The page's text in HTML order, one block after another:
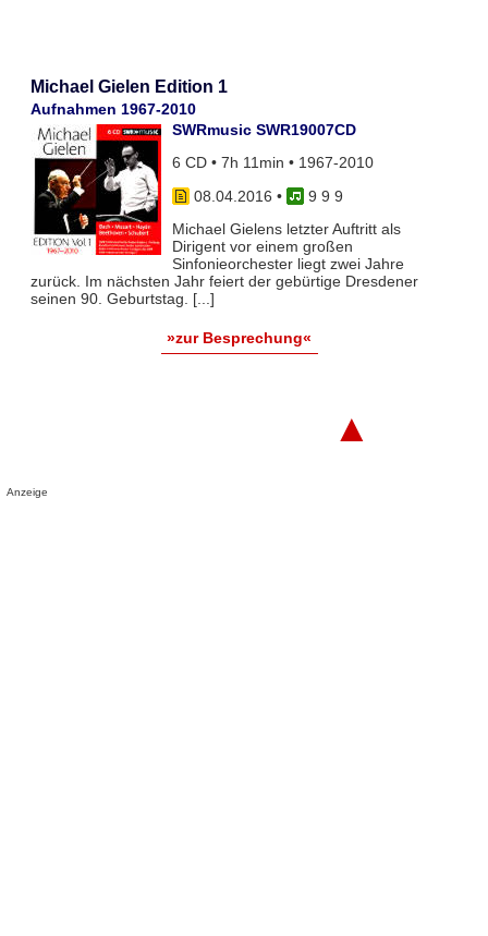
Michael Gielen Edition 1
Aufnahmen 1967-2010
SWRmusic SWR19007CD
6 CD • 7h 11min • 1967-2010
08.04.2016 •
9 9 9
Michael Gielens letzter Auftritt als
Dirigent vor einem großen
Sinfonieorchester liegt zwei Jahre
zurück. Im nächsten Jahr feiert der gebürtige Dresdener
seinen 90. Geburtstag. [...]
»zur Besprechung«
▲
Anzeige